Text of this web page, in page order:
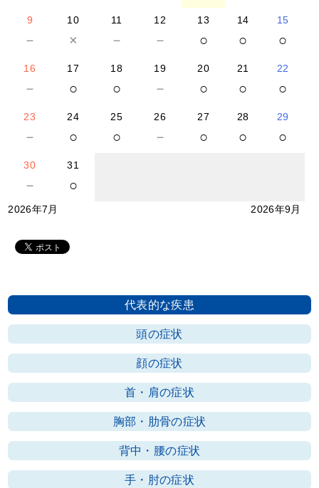
9
－
10
×
11
－
12
－
13
○
14
○
15
○
16
－
17
○
18
○
19
－
20
○
21
○
22
○
23
－
24
○
25
○
26
－
27
○
28
○
29
○
30
－
31
○
2026年7月 2026年9月
代表的な疾患
頭の症状
顔の症状
首・肩の症状
胸部・肋骨の症状
背中・腰の症状
手・肘の症状